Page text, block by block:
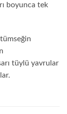
boyunca tek
tümseğin
tüylü yavrular